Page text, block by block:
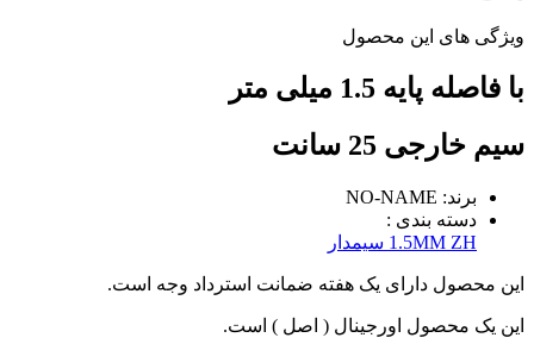
ویژگی های این محصول
با فاصله پایه 1.5 میلی متر
سیم خارجی 25 سانت
برند: NO-NAME
دسته بندی :
1.5MM ZH سیمدار
این محصول دارای یک هفته ضمانت استرداد وجه است.
این یک محصول اورجینال ( اصل ) است.